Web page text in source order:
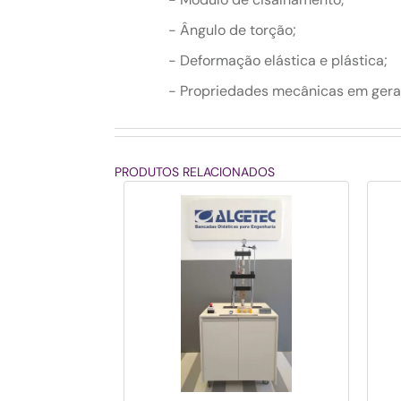
- Ângulo de torção;
- Deformação elástica e plástica;
- Propriedades mecânicas em
PRODUTOS RELACIONADOS